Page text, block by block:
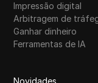
Impressão digital
Arbitragem de
Ganhar dinheiro
Ferramentas de IA